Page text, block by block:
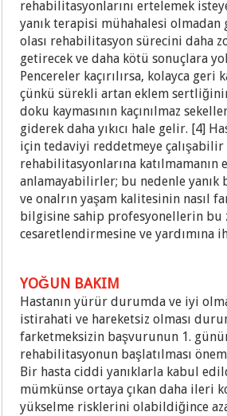
rehabilitasyonlarını ertelemek
yanık terapisi mühahalesi olmadan
olası rehabilitasyon sürecini daha
getirecek ve daha kötü sonuçlara
Pencereler kaçırılırsa, kolayca geri
çünkü sürekli artan eklem
doku kaymasının kaçınılmaz
giderek daha yıkıcı hale gelir. [4]
için tedaviyi reddetmeye çalışabilir
rehabilitasyonlarına
anlamayabilirler; bu nedenle yanık
ve onalrın yaşam kalitesinin nasıl
bilgisine sahip profesyonellerin bu
cesaretlendirmesine ve yardımına
YOĞUN BAKIM
Hastanın yürür durumda ve iyi
istirahati ve hareketsiz olması
farketmeksizin başvurunun 1.
rehabilitasyonun başlatılması
Bir hasta ciddi yanıklarla kabul
mümkünse ortaya çıkan daha ileri
yükselme risklerini olabildiğince